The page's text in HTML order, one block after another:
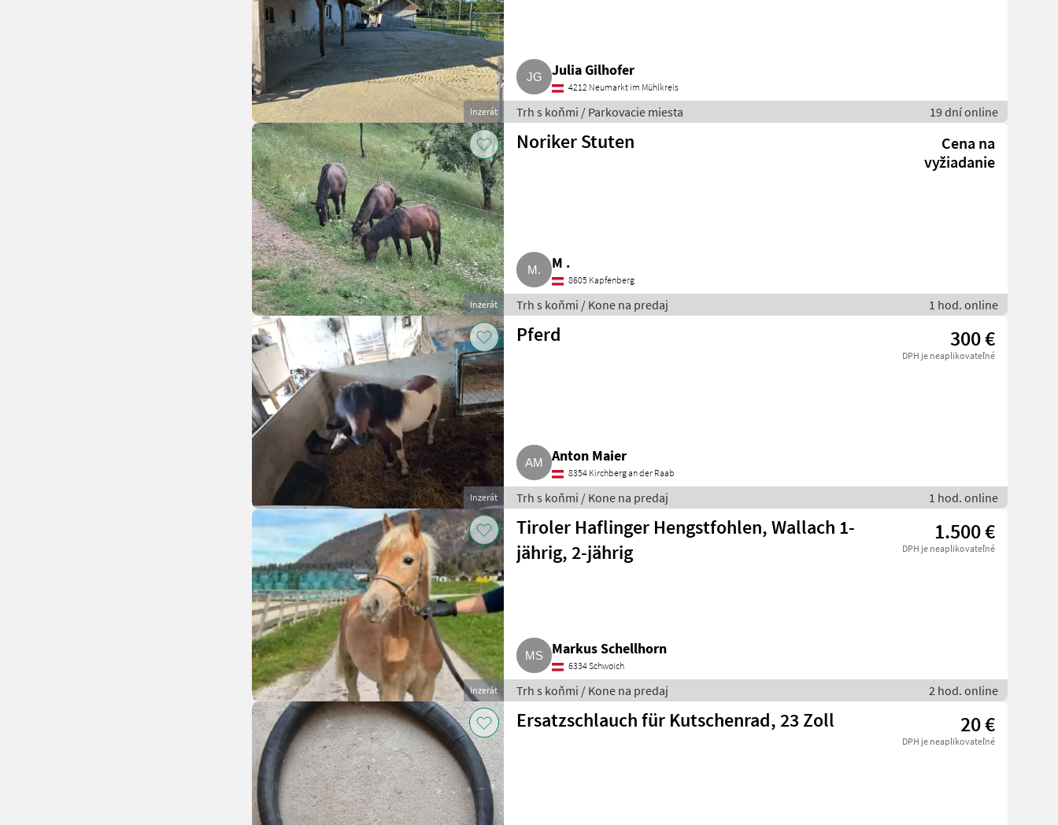
Inzerát
Julia Gilhofer
4212 Neumarkt im Mühlkreis
Trh s koňmi / Parkovacie miesta 19 dní online
Inzerát
Noriker Stuten
Cena na
vyžiadanie
M .
8605 Kapfenberg
Trh s koňmi / Kone na predaj 1 hod. online
Inzerát
Pferd 300 €
DPH je neaplikovateľné
Anton Maier
8354 Kirchberg an der Raab
Trh s koňmi / Kone na predaj 1 hod. online
Inzerát
Tiroler Haflinger Hengstfohlen, Wallach 1-
jährig, 2-jährig
1.500 €
DPH je neaplikovateľné
Markus Schellhorn
6334 Schwoich
Trh s koňmi / Kone na predaj 2 hod. online
Ersatzschlauch für Kutschenrad, 23 Zoll 20 €
DPH je neaplikovateľné